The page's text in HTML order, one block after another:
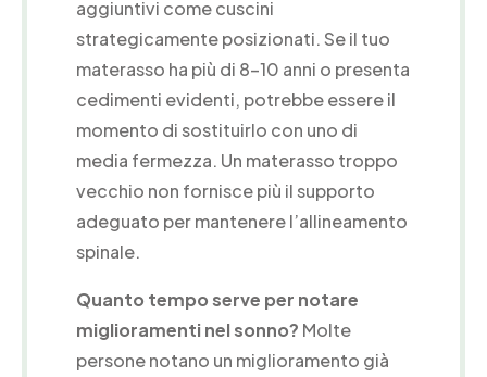
aggiuntivi come cuscini
strategicamente posizionati. Se il tuo
materasso ha più di 8-10 anni o presenta
cedimenti evidenti, potrebbe essere il
momento di sostituirlo con uno di
media fermezza. Un materasso troppo
vecchio non fornisce più il supporto
adeguato per mantenere l’allineamento
spinale.
Quanto tempo serve per notare
miglioramenti nel sonno? Molte
persone notano un miglioramento già